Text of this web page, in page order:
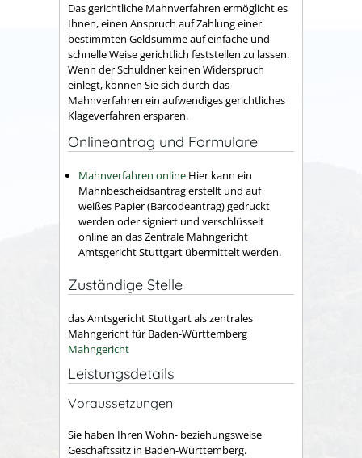
Das gerichtliche Mahnverfahren ermöglicht es
Ihnen, einen Anspruch auf Zahlung einer
bestimmten Geldsumme auf einfache und
schnelle Weise gerichtlich feststellen zu lassen.
Wenn der Schuldner keinen Widerspruch
einlegt, können Sie sich durch das
Mahnverfahren ein aufwendiges gerichtliches
Klageverfahren ersparen.
Onlineantrag und Formulare
Mahnverfahren online Hier kann ein
Mahnbescheidsantrag erstellt und auf
weißes Papier (Barcodeantrag) gedruckt
werden oder signiert und verschlüsselt
online an das Zentrale Mahngericht
Amtsgericht Stuttgart übermittelt werden.
Zuständige Stelle
das Amtsgericht Stuttgart alszentrales
Mahngericht für Baden-Württemberg
Mahngericht
Leistungsdetails
Voraussetzungen
Sie haben Ihren Wohn- beziehungsweise
Geschäftssitz in Baden-Württemberg.